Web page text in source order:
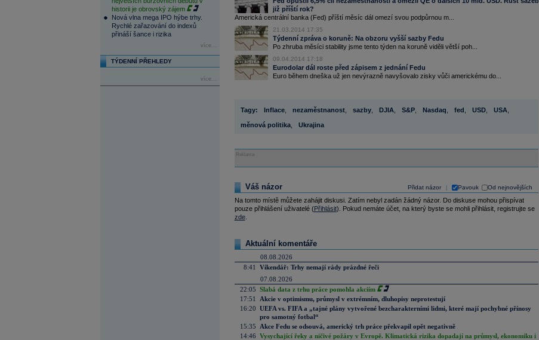
historii je obrovský zájem
Nová vlna mega IPO hýbe trhy.
Rychlé zařazování do indexů
přináší šance i rizika
více...
TÝDENNÍ PŘEHLEDY
více...
již příští rok?
Americká centrální banka (Fed) příští měsíc dál omezí svou podpůrnou m...
21.03.2014 17:35
Týdenní zpráva o koruně: Na obzoru vyšší sazby Fedu
Po zhruba měsíci stability jsme tento týden na koruně viděli větší poh...
09.04.2014 17:18
Eurodolar dál roste před zápisem z jednání Fedu
Euro během dneška už jen nevýrazně navyšovalo zisky vůči americkému do...
Tagy: Inflace, nezaměstnanost, sazby, DJIA S&P, Nasdaq fed USD, USA
měnová politika, Ukrajina
Reklama
Přidat názor Pavouk Od nejnovějších
Váš názor
Na tomto místě můžete zahájit diskusi. Zatím nebyl zadán žádný názor. Do diskuse mohou přispívat
pouze přihlášení uživatelé (Přihlásit). Pokud nemáte účet, na který byste se mohli přihlásit, registrujte se
zde.
Aktuální komentáře
08.08.2026
8:41
Víkendář: Trhy nemají rády prázdné řeči
07.08.2026
22:05 Slabá data z trhu práce pomohla akciím
17:51
Akcie v optimismu, průmysl v extrémním, dluhopisy neprotestují
16:20 UEFA vs. FIFA a „tajné plány vytvořené bezcharakterními lidmi, které mají pochybné přínosy
pro samotný fotbal“
15:35
Akce Fedu se odsouvá, americký trh práce překvapil opět negativně
14:46 Vysychající řeky a ničivé požáry v Evropě. Klimatická rizika dopadají na průmysl, ekonomiku i